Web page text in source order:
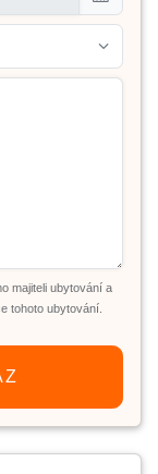
majiteli ubytování a
tohoto ubytování.